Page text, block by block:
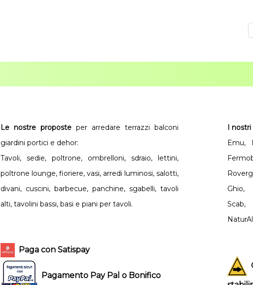
Le nostre proposte per arredare terrazzi balconi
giardini portici e dehor:
Tavoli, sedie, poltrone, ombrelloni, sdraio, lettini,
poltrone lounge, fioriere, vasi, arredi luminosi, salotti,
divani, cuscini, barbecue, panchine, sgabelli, tavoli
alti, tavolini bassi, basi e piani per tavoli.
Paga con Satispay
Pagamento Pay Pal o Bonifico
I nostri
Emu,
Ghio,
Scab,